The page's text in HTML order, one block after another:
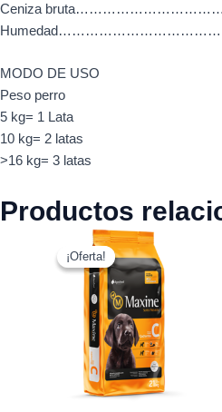
Ceniza
MODO DE USO
Peso perro
5 kg= 1 Lata
10 kg= 2 latas
>16 kg= 3 latas
Productos
¡Oferta!
¡Oferta!
El
precio
original
era:
$44.990.
El
precio
actual
es:
$43.990.